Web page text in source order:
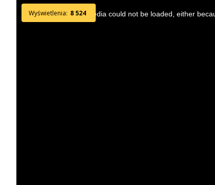
Wyświetlenia: 8 524
This
is
The media could not be loaded, either